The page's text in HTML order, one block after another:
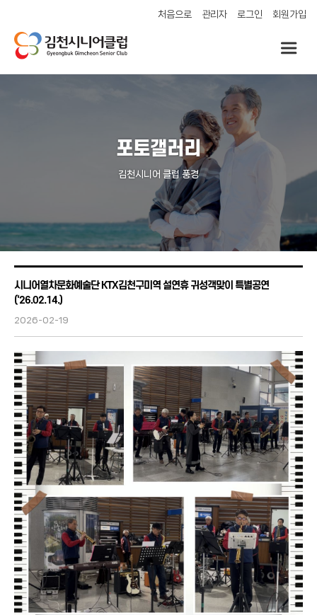
처음으로 관리자 로그인 회원가입
포토갤러리
김천시니어 클럽 풍경
시니어열차문화예술단 KTX김천구미역 설연휴 귀성객맞이 특별공연
(‘26.02.14.)
2026-02-19